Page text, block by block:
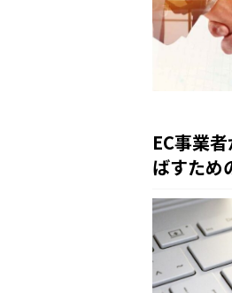
EC事業
ばすため